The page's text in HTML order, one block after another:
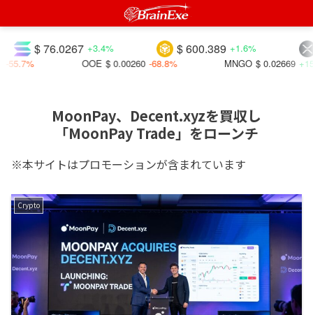
$
$ 600.389 +1.6%
$ 76.0267 +3.4%
$ 0.02669 +15.2%
$ 0.00260 -68.8%
MoonPay、Decent.xyzを買収し
「MoonPay Trade」をローンチ
※本サイトはプロモーションが含まれています
Crypto